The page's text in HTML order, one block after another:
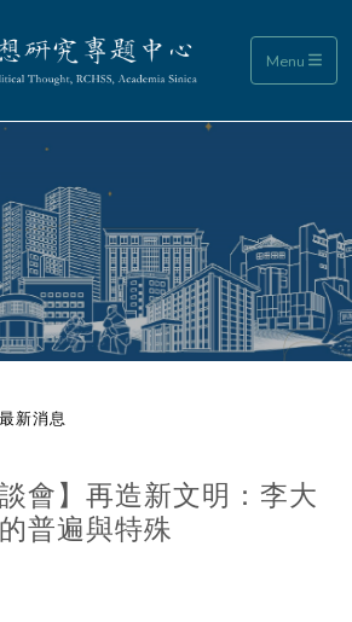
專題中心 Menu
最新消息
會】再造新文明：李大
普遍與特殊